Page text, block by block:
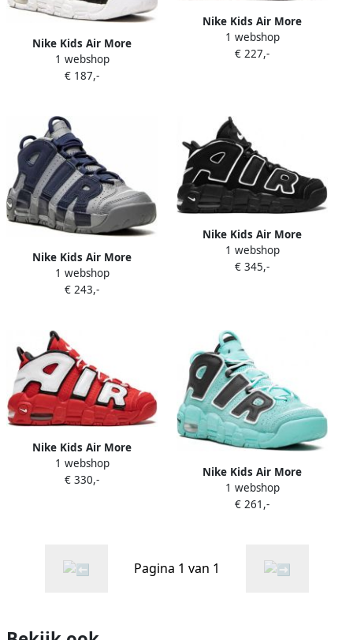
Nike Kids Air More
Uptempo high-top sneakers
Zwart
1 webshop
€ 187,-
Nike Kids Air More
Uptempo sneakers Rood
1 webshop
€ 227,-
Nike Kids Air More
Uptempo "Georgetown"
sneakers Grijs
1 webshop
€ 243,-
Nike Kids Air More
Uptempo (GS) sneakers
Zwart
1 webshop
€ 345,-
Nike Kids Air More
Uptempo sneakers Rood
1 webshop
€ 330,-
Nike Kids Air More
Uptempo sneakers Blauw
1 webshop
€ 261,-
Pagina 1 van 1